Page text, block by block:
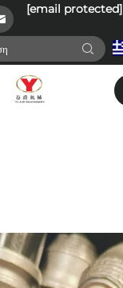
[email protected]